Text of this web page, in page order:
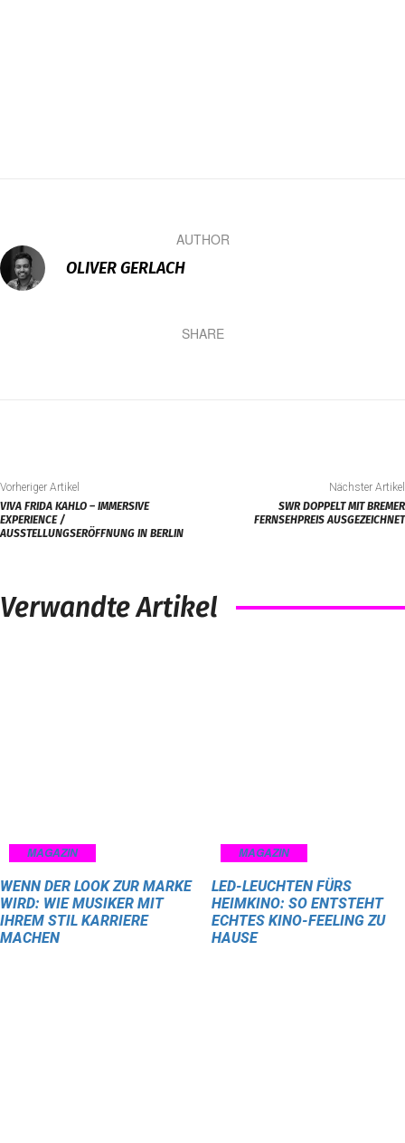
AUTHOR
OLIVER GERLACH
SHARE
Vorheriger Artikel
VIVA FRIDA KAHLO – IMMERSIVE
EXPERIENCE /
AUSSTELLUNGSERÖFFNUNG IN BERLIN
Nächster Artikel
SWR DOPPELT MIT BREMER
FERNSEHPREIS AUSGEZEICHNET
Verwandte Artikel
MAGAZIN
WENN DER LOOK ZUR MARKE
WIRD: WIE MUSIKER MIT
IHREM STIL KARRIERE
MACHEN
MAGAZIN
LED-LEUCHTEN FÜRS
HEIMKINO: SO ENTSTEHT
ECHTES KINO-FEELING ZU
HAUSE